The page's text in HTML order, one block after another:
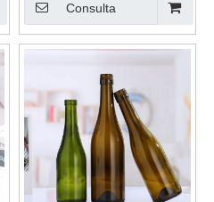
Consulta